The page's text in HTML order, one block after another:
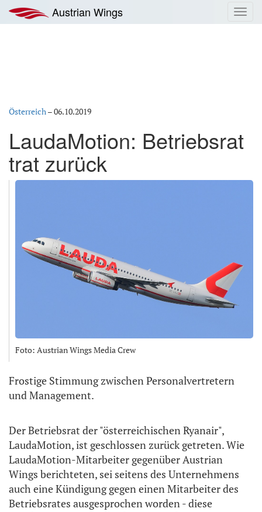
Inhalt
springen
Austrian Wings
Österreich–06.10.2019
LaudaMotion: Betriebsrat
trat zurück
Foto: Austrian Wings Media Crew
Frostige Stimmung zwischen Personalvertretern
und Management.
Der Betriebsrat der "österreichischen Ryanair",
LaudaMotion, ist geschlossen zurück getreten. Wie
LaudaMotion-Mitarbeiter gegenüber Austrian
Wings berichteten, sei seitens des Unternehmens
auch eine Kündigung gegen einen Mitarbeiter des
Betriebsrates ausgesprochen worden - diese